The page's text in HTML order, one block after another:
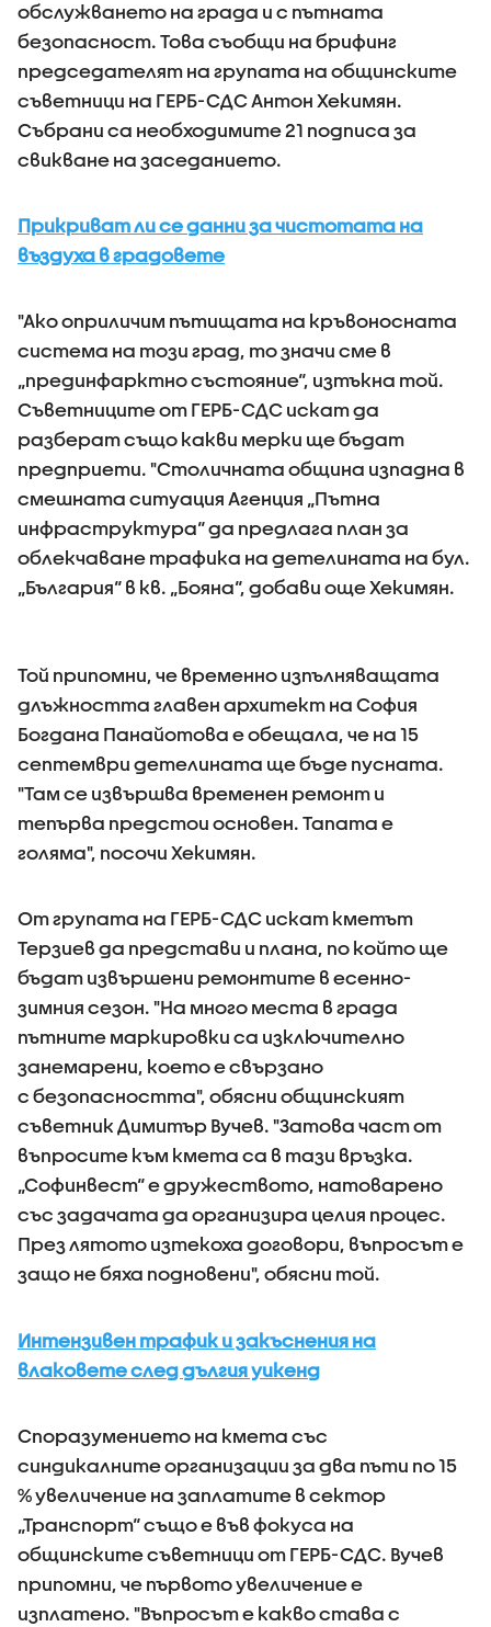
обслужването на града и с пътната
безопасност. Това съобщи на брифинг
председателят на групата на общинските
съветници на ГЕРБ-СДС Антон Хекимян.
Събрани са необходимите 21 подписа за
свикване на заседанието.
Прикриват ли се данни за чистотата на
въздуха в градовете
"Ако оприличим пътищата на кръвоносната
система на този град, то значи сме в
„прединфарктно състояние“, изтъкна той.
Съветниците от ГЕРБ-СДС искат да
разберат също какви мерки ще бъдат
предприети. "Столичната община изпадна в
смешната ситуация Агенция „Пътна
инфраструктура“ да предлага план за
облекчаване трафика на детелината на бул.
„България“ в кв. „Бояна“, добави още Хекимян.
Той припомни, че временно изпълняващата
длъжността главен архитект на София
Богдана Панайотова е обещала, че на 15
септември детелината ще бъде пусната.
"Там се извършва временен ремонт и
тепърва предстои основен. Тапата е
голяма", посочи Хекимян.
От групата на ГЕРБ-СДС искат кметът
Терзиев да представи и плана, по който ще
бъдат извършени ремонтите в есенно-
зимния сезон. "На много места в града
пътните маркировки са изключително
занемарени, което е свързано
с безопасността", обясни общинският
съветник Димитър Вучев. "Затова част от
въпросите към кмета са в тази връзка.
„Софинвест“ е дружеството, натоварено
със задачата да организира целия процес.
През лятото изтекоха договори, въпросът е
защо не бяха подновени", обясни той.
Интензивен трафик и закъснения на
влаковете след дългия уикенд
Споразумението на кмета със
синдикалните организации за два пъти по 15
% увеличение на заплатите в сектор
„Транспорт“ също е във фокуса на
общинските съветници от ГЕРБ-СДС. Вучев
припомни, че първото увеличение е
изплатено. "Въпросът е какво става с